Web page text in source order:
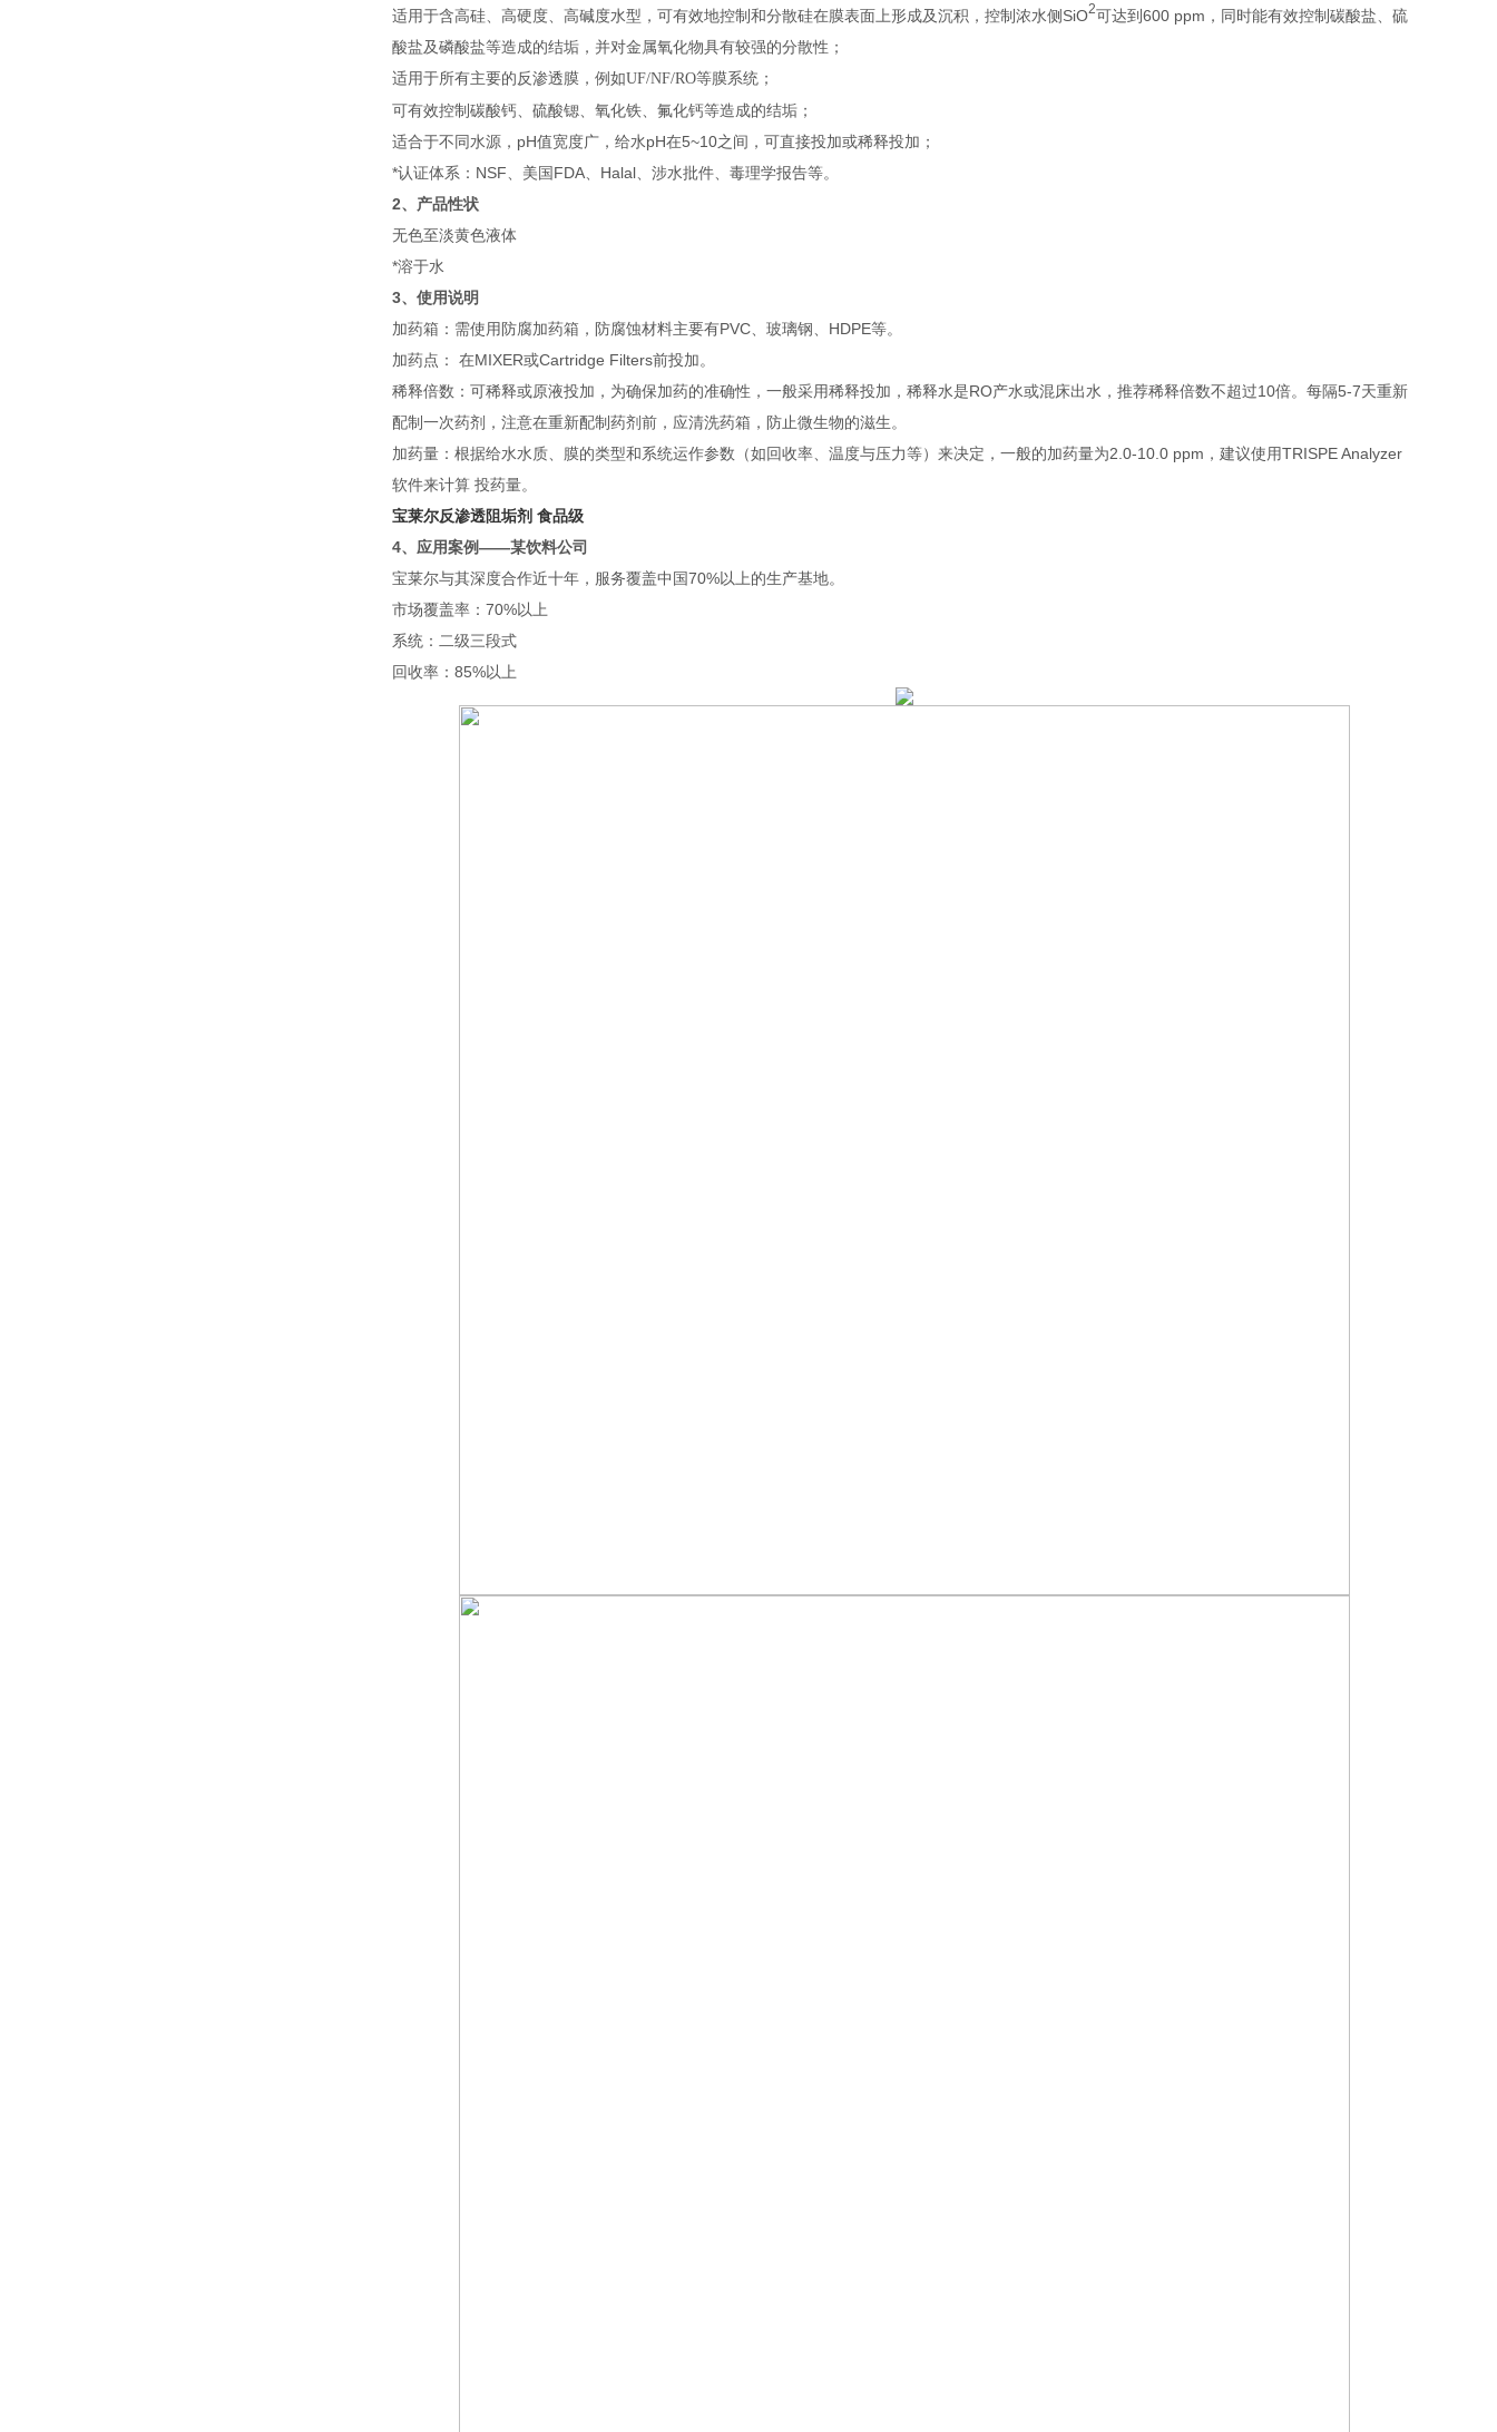
适用于含高硅、高硬度、高碱度水型，可有效地控制和分散硅在膜表面上形成及沉积，控制浓水侧SiO2可达到600 ppm，同时能有效控制碳酸盐、硫
酸盐及磷酸盐等造成的结垢，并对金属氧化物具有较强的分散性；
适用于所有主要的反渗透膜，例如UF/NF/RO等膜系统；
可有效控制碳酸钙、硫酸锶、氧化铁、氟化钙等造成的结垢；
适合于不同水源，pH值宽度广，给水pH在5~10之间，可直接投加或稀释投加；
*认证体系：NSF、美国FDA、Halal、涉水批件、毒理学报告等。
2、产品性状
无色至淡黄色液体
*溶于水
3、使用说明
加药箱：需使用防腐加药箱，防腐蚀材料主要有PVC、玻璃钢、HDPE等。
加药点： 在MIXER或Cartridge Filters前投加。
稀释倍数：可稀释或原液投加，为确保加药的准确性，一般采用稀释投加，稀释水是RO产水或混床出水，推荐稀释倍数不超过10倍。每隔5-7天重新
配制一次药剂，注意在重新配制药剂前，应清洗药箱，防止微生物的滋生。
加药量：根据给水水质、膜的类型和系统运作参数（如回收率、温度与压力等）来决定，一般的加药量为2.0-10.0 ppm，建议使用TRISPE Analyzer
软件来计算 投药量。
宝莱尔反渗透阻垢剂 食品级
4、应用案例——某饮料公司
宝莱尔与其深度合作近十年，服务覆盖中国70%以上的生产基地。
市场覆盖率：70%以上
系统：二级三段式
回收率：85%以上